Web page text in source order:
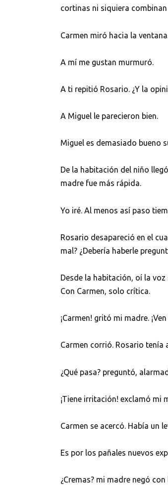
cortinas ni siquiera
Carmen miró hacia la
A mí me gustan murmuró.
A ti repitió Rosario. ¿Y la
A Miguel le parecieron bien.
Miguel es demasiado bueno
De la habitación del niño
madre fue más rápida.
Yo iré. Al menos así paso
Rosario desapareció en el
mal? ¿Debería haberle
Desde la habitación, oí la
Con Carmen, solo crítica.
¡Carmen! gritó mi madre.
Carmen corrió. Rosario tenía
¿Qué pasa? preguntó,
¡Tiene irritación! exclamó mi
Carmen se acercó. Había un
Es por los pañales nuevos
¿Cremas? mi madre negó